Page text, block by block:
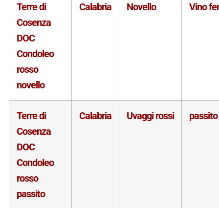
Terre di
Cosenza
DOC
Condoleo
rosso
novello
Calabria Novello Vino
Terre di
Cosenza
DOC
Condoleo
rosso
passito
Calabria Uvaggi rossi passito